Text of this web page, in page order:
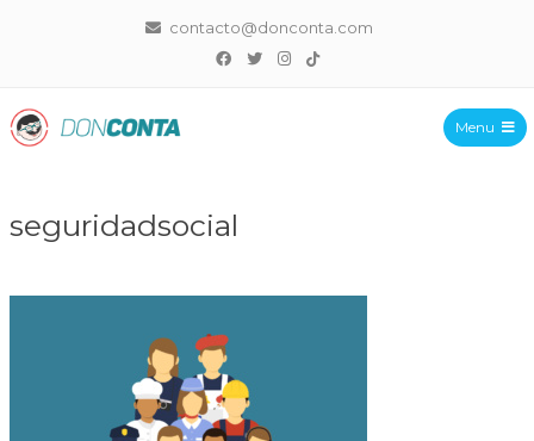
contacto@donconta.com
Menu
seguridadsocial